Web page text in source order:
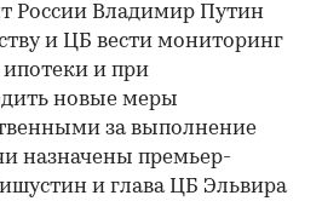
России Владимир Путин
и ЦБ вести мониторинг
и при
новые меры
за выполнение
назначены премьер-
и глава ЦБ Эльвира